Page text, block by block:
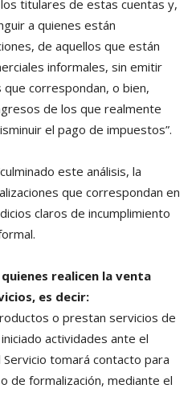
titulares de estas cuentas y,
a quienes están
de aquellos que están
informales, sin emitir
correspondan, o bien,
de los que realmente
el pago de impuestos”.
este análisis, la
que correspondan en
claros de incumplimiento
realicen la venta
es decir:
o prestan servicios de
actividades ante el
tomará contacto para
de formalización, mediante el